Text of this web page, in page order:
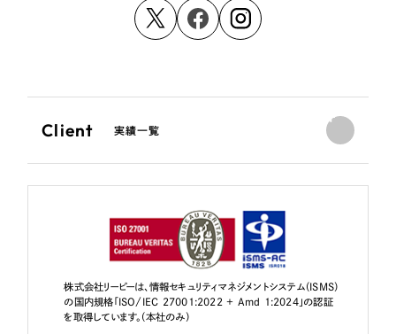
Client 実績一覧
株式会社リーピーは、情報セキュリティマネジメントシステム（ISMS）
の国内規格「ISO/IEC 27001:2022 + Amd 1:2024」の認証
を取得しています。（本社のみ）